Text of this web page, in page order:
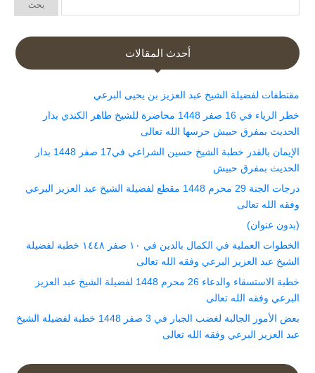
أحدث المقالات
مقتطفات لفضيلة الشيخ عبد العزيز بن يحيى البرعي
خطر الرياء في 16 صفر 1448 محاضرة للشيخ طاهر الكندي بدار
الحديث بمفرق حبيش حرسها الله تعالى
الإيمان بالقدر خطبة الشيخ حسين الشراعي في17 صفر 1448 بدار
الحديث بمفرق حبيش
درجات الجنة 29 محرم 1448 مقطع لفضيلة الشيخ عبد العزيز البرعي
وفقه الله تعالى
(بدون عنوان)
الخطوات العملية في الكمال بالدين في ١٠ صفر ١٤٤٨ خطبة لفضيلة
الشيخ عبد العزيز البرعي وفقه الله تعالى
خطبة الاستسقاء والدعاء 26 محرم 1448 لفضيلة الشيخ عبد العزيز
البرعي وفقه الله تعالى
بعض الأمور الجالبة لغضب الجبار في 3 صفر 1448 خطبة لفضيلة الشيخ
عبد العزيز البرعي وفقه الله تعالى